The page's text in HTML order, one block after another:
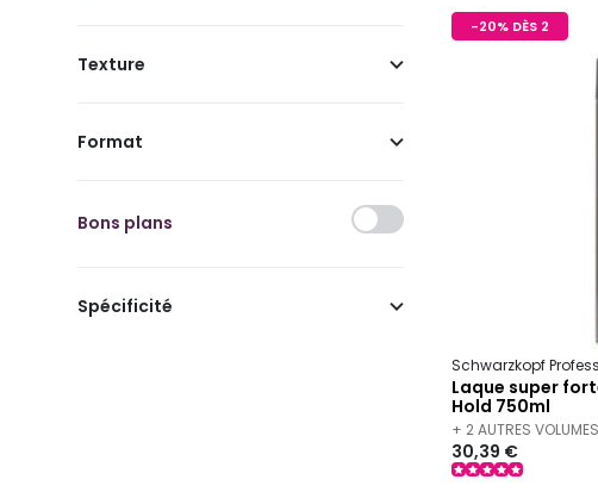
Texture
Format
Bons plans
Spécificité
-20% DÈS 2
Schwarzkopf
Laque super
Hold 750ml
+ 2 AUTRES
30,39 €